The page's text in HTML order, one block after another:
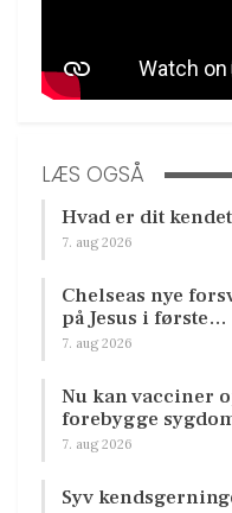
LÆS OGSÅ
Hvad er dit
7. aug 2026
Chelseas nye
på Jesus i første…
7. aug 2026
Nu kan vacciner
forebygge
7. aug 2026
Syv